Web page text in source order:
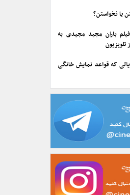
یا نخواستن؟
باران مجید مجیدی به
تلویزیون
که قواعد نمایش خانگی